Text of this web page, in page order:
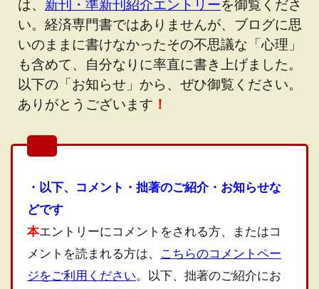
は、 新刊・準新刊紹介エントリーを御覧くださ
い。経済専門書ではありませんが、ブログに思
いのままに書けなかったその不思議な「心理」
も含めて、自分なりに率直に書き上げました。
以下の「お知らせ」から、ぜひ御覧ください。
ありがとうございます ！
・以下、コメント・拙著のご紹介・お知らせな
どです
本エントリーにコメントをされる方、またはコ
メントを読まれる方は、 こちらのコメントペー
ジをご利用ください。以下、拙著のご紹介にお